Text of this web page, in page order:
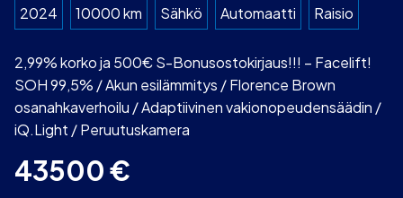
2024 10000 km Sähkö Automaatti Raisio
2,99% korko ja 500€ S-Bonusostokirjaus!!! – Facelift!
SOH 99,5% / Akun esilämmitys / Florence Brown
osanahkaverhoilu / Adaptiivinen vakionopeudensäädin /
iQ.Light / Peruutuskamera
43500€